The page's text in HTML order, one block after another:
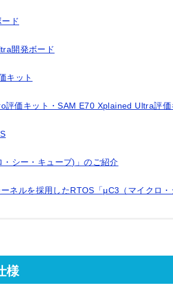
ド
開発ボード
キット
評価キット・SAM E70 Xplained Ultra評価
シー・キューブ)」のご紹介
ネルを採用したRTOS「μC3（マイクロ・
様